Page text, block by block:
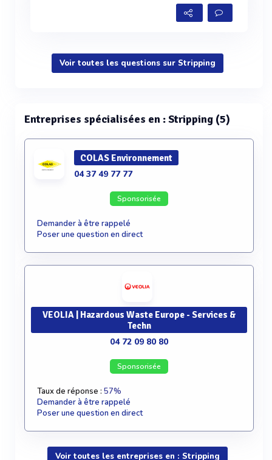
Voir toutes les questions sur Stripping
Entreprises spécialisées en : Stripping (5)
COLAS Environnement
04 37 49 77 77
Sponsorisée
Demander à être rappelé
Poser une question en direct
VEOLIA | Hazardous Waste Europe - Services &
Techn
04 72 09 80 80
Sponsorisée
Taux de réponse : 57%
Demander à être rappelé
Poser une question en direct
Voir toutes les entreprises en : Stripping